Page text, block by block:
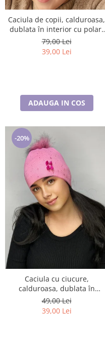
Caciula de copii, calduroasa,
dublata în interior cu polar,
care acoperă urechile și
fruntea
79,00 Lei
39,00 Lei
ADAUGA IN COS
-20%
Caciula cu ciucure,
calduroasa, dublata în
interior, acoperă urechile și
fruntea
49,00 Lei
39,00 Lei